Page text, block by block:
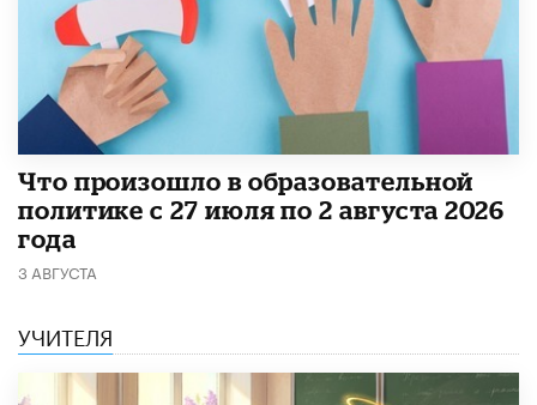
​Что произошло в образовательной
политике с 27 июля по 2 августа 2026
года
3 АВГУСТА
УЧИТЕЛЯ